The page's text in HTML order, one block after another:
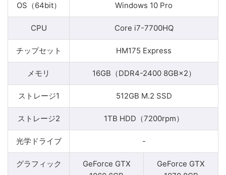
OS（64bit） Windows 10 Pro
CPU Core i7-7700HQ
チップセット HM175 Express
メモリ 16GB（DDR4-2400 8GB×2）
ストレージ1 512GB M.2 SSD
ストレージ2 1TB HDD（7200rpm）
光学ドライブ -
グラフィック
GeForce GTX
GeForce GTX